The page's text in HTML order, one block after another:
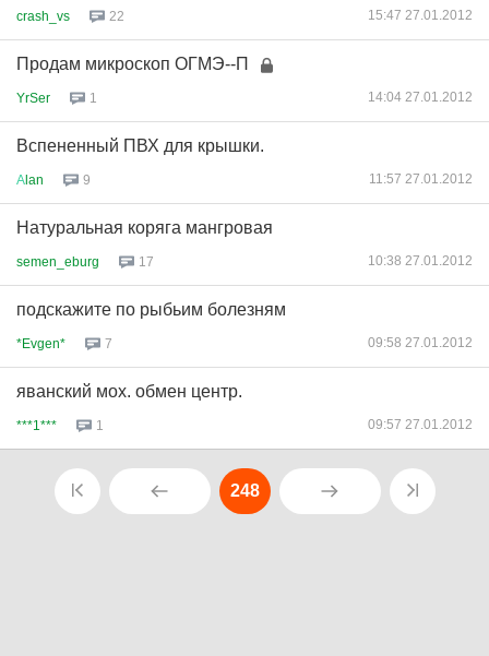
crash_vs 22 15:47 27.01.2012
Продам микроскоп ОГМЭ--П
YrSer 1 14:04 27.01.2012
Вспененный ПВХ для крышки.
Аlan 9 11:57 27.01.2012
Натуральная коряга мангровая
semen_eburg 17 10:38 27.01.2012
подскажите по рыбьим болезням
*Evgen* 7 09:58 27.01.2012
яванский мох. обмен центр.
***1*** 1 09:57 27.01.2012
248